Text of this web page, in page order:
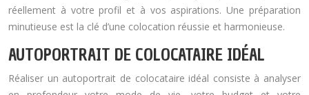
réellement à votre profil et à vos aspirations. Une préparation
minutieuse est la clé d’une colocation réussie et harmonieuse.
AUTOPORTRAIT DE COLOCATAIRE IDÉAL
Réaliser un autoportrait de colocataire idéal consiste à analyser